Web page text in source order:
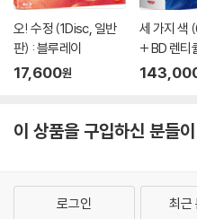
있으며, 상품의 불량이 아닙니다.
로 인한 반품/교환이 가능합니다.
※ 교환/반품 안내
다.
문의 바랍니다.
2) 사양 오인지, 오 구매, 변심 사유
오! 수정 (1Disc, 일반
판) : 블루레이
17,600원
세 가지 색
+ BD 렌티
트릴로지
이 상품을 구입하신 분들
로그인 최근